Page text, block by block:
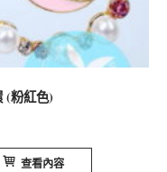
(粉紅色)
查看內容